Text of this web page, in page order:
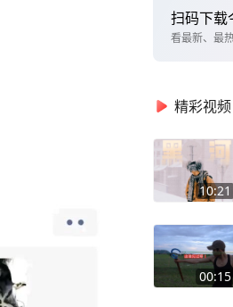
扫码下载
看最新、最
精彩视频
10:21
00:15